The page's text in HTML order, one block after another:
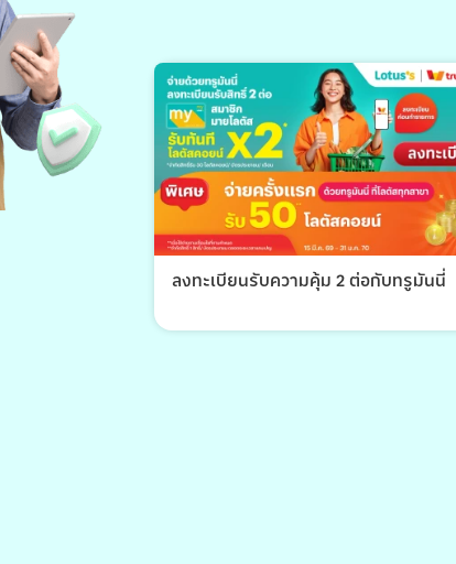
ลงทะเบียนรับความคุ้ม 2 ต่อกับทรูมันนี่